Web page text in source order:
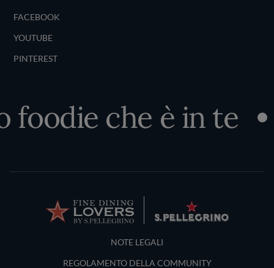
FACEBOOK
YOUTUBE
PINTEREST
che è in te
Terms and Conditions
NOTE LEGALI
REGOLAMENTO DELLA COMMUNITY